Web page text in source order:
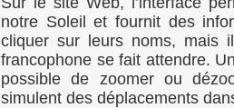
notre Soleil et fournit des
cliquer sur leurs noms, mais
francophone se fait attendre.
possible de zoomer ou
simulent des déplacements